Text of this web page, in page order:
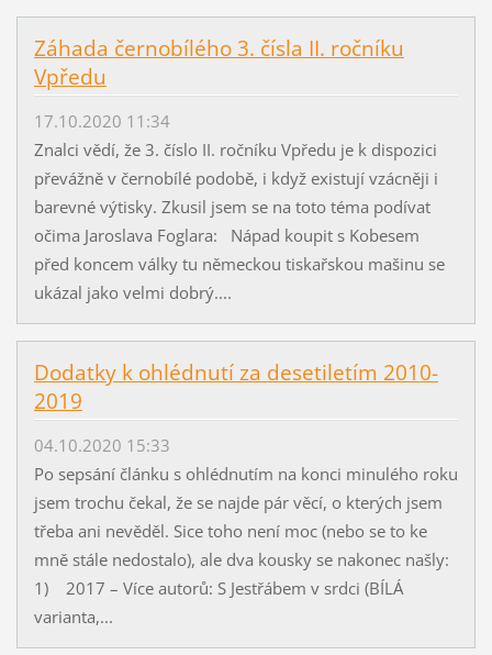
Záhada černobílého 3. čísla II. ročníku
Vpředu
17.10.2020 11:34
Znalci vědí, že 3. číslo II. ročníku Vpředu je k dispozici
převážně v černobílé podobě, i když existují vzácněji i
barevné výtisky. Zkusil jsem se na toto téma podívat
očima Jaroslava Foglara: Nápad koupit s Kobesem
před koncem války tu německou tiskařskou mašinu se
ukázal jako velmi dobrý....
Dodatky k ohlédnutí za desetiletím 2010-
2019
04.10.2020 15:33
Po sepsání článku s ohlédnutím na konci minulého roku
jsem trochu čekal, že se najde pár věcí, o kterých jsem
třeba ani nevěděl. Sice toho není moc (nebo se to ke
mně stále nedostalo), ale dva kousky se nakonec našly:
1) 2017 – Více autorů: S Jestřábem v srdci (BÍLÁ
varianta,...